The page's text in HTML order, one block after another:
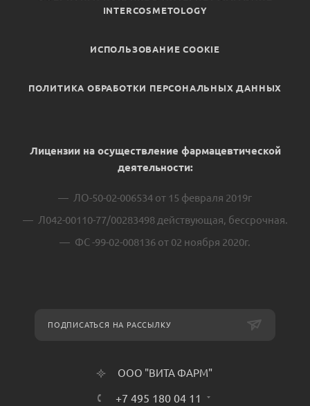
INTERCOSMETOLOGY
ИСПОЛЬЗОВАНИЕ COOKIE
ПОЛИТИКА ОБРАБОТКИ ПЕРСОНАЛЬНЫХ ДАННЫХ
Лицензии на осуществление фармацевтической
деятельности:
ЛО-50-02-006534 от 15 февраля 2019г
Л042-00110-77/00283498 действующая, бессрочная.
ФС -99-02-008136 от 02 ноября 2020г.
ПОДПИСАТЬСЯ НА РАССЫЛКУ
ООО "ВИТА ФАРМ"
+7 495 180 04 11